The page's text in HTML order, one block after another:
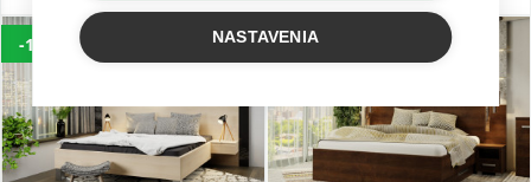
-16% -16%
NASTAVENIA